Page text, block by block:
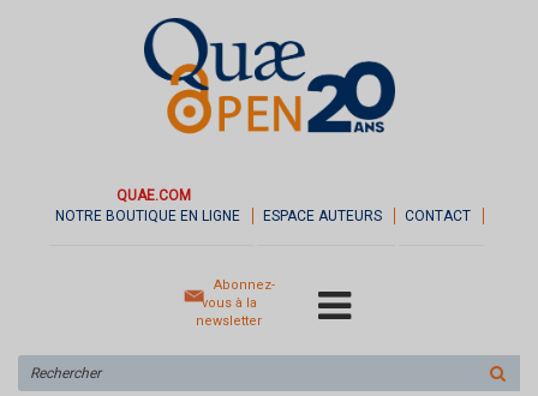
QUAE.COM
NOTRE BOUTIQUE EN LIGNE
ESPACE AUTEURS CONTACT
Abonnez-
vous à la
newsletter
sur